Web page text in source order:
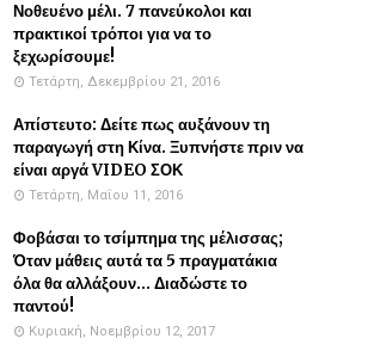
Νοθευένο μέλι. 7 πανεύκολοι και
πρακτικοί τρόποι για να το
ξεχωρίσουμε!
Τετάρτη, Δεκεμβρίου 21, 2016
Απίστευτο: Δείτε πως αυξάνουν τη
παραγωγή στη Κίνα. Ξυπνήστε πριν να
είναι αργά VIDEO ΣΟΚ
Τετάρτη, Μαΐου 11, 2016
Φοβάσαι το τσίμπημα της μέλισσας;
Όταν μάθεις αυτά τα 5 πραγματάκια
όλα θα αλλάξουν... Διαδώστε το
παντού!
Κυριακή, Νοεμβρίου 12, 2017